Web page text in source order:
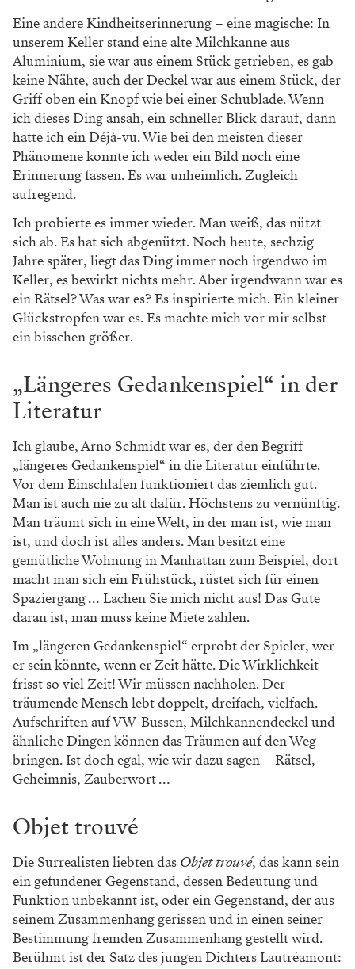
Eine andere Kindheitserinnerung – eine magische: In
unserem Keller stand eine alte Milchkanne aus
Aluminium, sie war aus einem Stück getrieben, es gab
keine Nähte, auch der Deckel war aus einem Stück, der
Griff oben ein Knopf wie bei einer Schublade. Wenn
ich dieses Ding ansah, ein schneller Blick darauf, dann
hatte ich ein Déjà-vu. Wie bei den meisten dieser
Phänomene konnte ich weder ein Bild noch eine
Erinnerung fassen. Es war unheimlich. Zugleich
aufregend.
Ich probierte es immer wieder. Man weiß, das nützt
sich ab. Es hat sich abgenützt. Noch heute, sechzig
Jahre später, liegt das Ding immer noch irgendwo im
Keller, es bewirkt nichts mehr. Aber irgendwann war es
ein Rätsel? Was war es? Es inspirierte mich. Ein kleiner
Glückstropfen war es. Es machte mich vor mir selbst
ein bisschen größer.
„Längeres Gedankenspiel“ in der
Literatur
Ich glaube, Arno Schmidt war es, der den Begriff
„längeres Gedankenspiel“ in die Literatur einführte.
Vor dem Einschlafen funktioniert das ziemlich gut.
Man ist auch nie zu alt dafür. Höchstens zu vernünftig.
Man träumt sich in eine Welt, in der man ist, wie man
ist, und doch ist alles anders. Man besitzt eine
gemütliche Wohnung in Man­hattan zum Beispiel, dort
macht man sich ein Frühstück, rüstet sich für einen
Spaziergang … Lachen Sie mich nicht aus! Das Gute
daran ist, man muss keine Miete zahlen.
Im „längeren Gedankenspiel“ erprobt der Spieler, wer
er sein könnte, wenn er Zeit hätte. Die Wirklichkeit
frisst so viel Zeit! Wir müssen nachholen. Der
träumende Mensch lebt doppelt, dreifach, vielfach.
Aufschriften auf VW-Bussen, Milchkannendeckel und
ähnliche Dingen können das Träumen auf den Weg
bringen. Ist doch egal, wie wir dazu sagen – Rätsel,
Geheimnis, Zauberwort …
Objet trouvé
Die Surrealisten liebten das Objet trouvé, das kann sein
ein gefundener Gegenstand, dessen Bedeutung und
Funktion unbekannt ist, oder ein Gegenstand, der aus
seinem Zusammenhang gerissen und in einen seiner
Bestimmung fremden Zusammenhang gestellt wird.
Berühmt ist der Satz des jungen Dichters Lautréamont: